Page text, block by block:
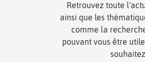
Retrouvez toute
ainsi que les
comme la
pouvant vous être